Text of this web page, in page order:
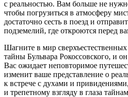
с реальностью. Вам больше не
чтобы погрузиться в атмосферу
достаточно сесть в поезд и
подземелий, где откроются перед
Шагните в мир
тайны Бульвара Рокоссовского, и
Вас ожидает неповторимое
изменит ваше представление о
к встрече с духами и
и трепетному взгляду в глаза